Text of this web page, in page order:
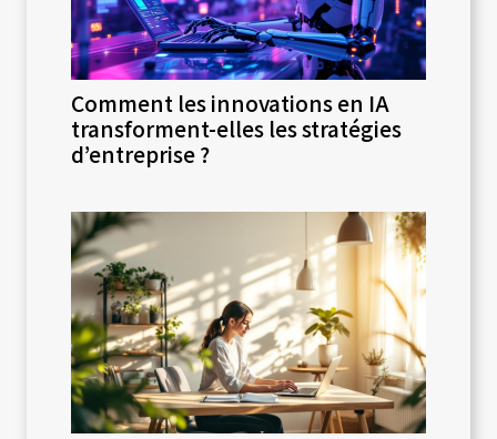
Comment les innovations en IA
transforment-elles les stratégies
d’entreprise ?